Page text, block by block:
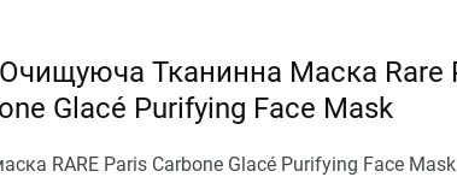
Тканинна Маска Rare
Glacé Purifying Face Mask
RARE Paris Carbone Glacé Purifying Face Mask